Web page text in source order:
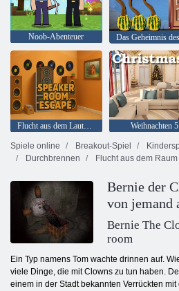
Noob-Abenteuer
Flucht aus dem Lautsprecherraum Weihnachten 5
Spiele online
Breakout-Spiel
Durchbrennen
Flucht aus dem Raum
Bernie der
von jemand
Bernie The
room
Ein Typ namens Tom wachte drinnen auf.
viele Dinge, die mit Clowns zu tun haben.
einem in der Stadt bekannten Verrückten